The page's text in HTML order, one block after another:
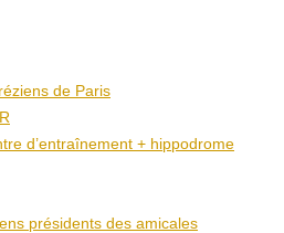
de Paris
d’entraînement + hippodrome
présidents des amicales